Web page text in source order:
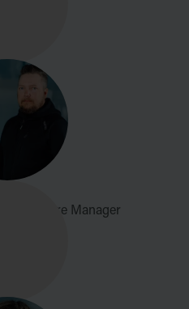
Adventure Manager